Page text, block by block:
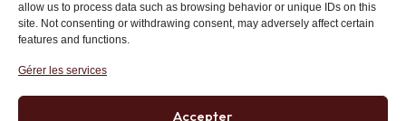
allow us to process data such as browsing behavior or unique IDs on this
site. Not consenting or withdrawing consent, may adversely affect certain
features and functions.
Gérer les services
Accepter
Institut des Libertés
27 bis rue Copernic, 75116, Paris